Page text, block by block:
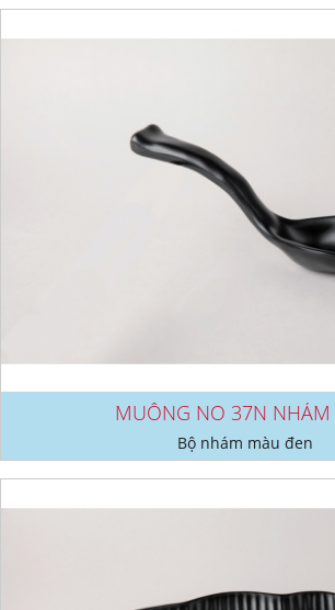
MUỖNG NO 37N
Bộ nhám màu đen